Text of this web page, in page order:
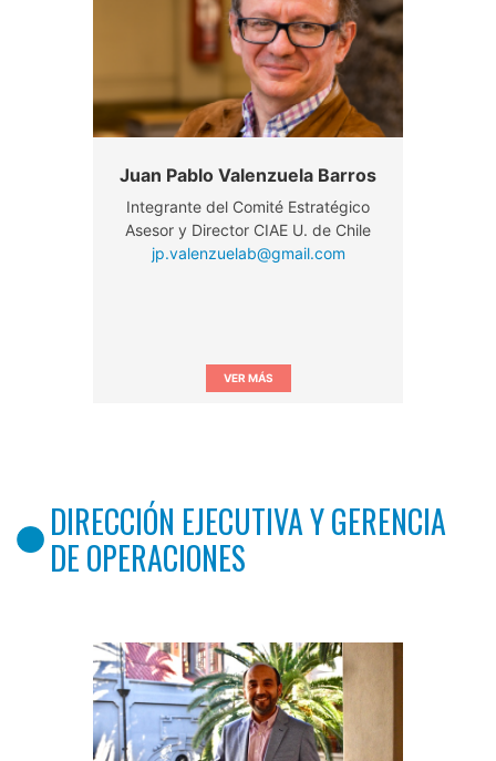
Juan Pablo Valenzuela Barros
Integrante del Comité Estratégico
Asesor y Director CIAE U. de Chile
jp.valenzuelab@gmail.com
VER MÁS
DIRECCIÓN EJECUTIVA Y GERENCIA
DE OPERACIONES